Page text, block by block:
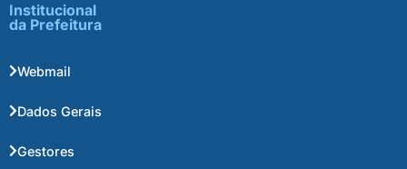
Institucional
da Prefeitura
Webmail
Dados Gerais
Gestores